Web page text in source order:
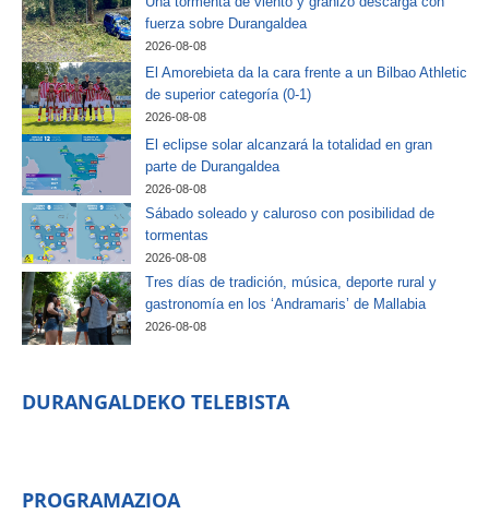
fuerza sobre Durangaldea
2026-08-08
El Amorebieta da la cara frente a un Bilbao Athletic
de superior categoría (0-1)
2026-08-08
El eclipse solar alcanzará la totalidad en gran
parte de Durangaldea
2026-08-08
Sábado soleado y caluroso con posibilidad de
tormentas
2026-08-08
Tres días de tradición, música, deporte rural y
gastronomía en los ‘Andramaris’ de Mallabia
2026-08-08
DURANGALDEKO TELEBISTA
PROGRAMAZIOA